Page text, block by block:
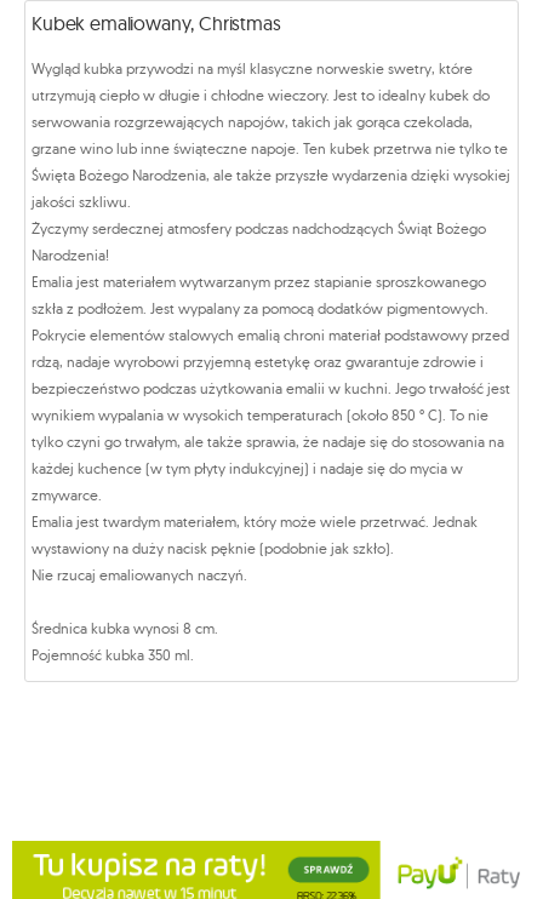
Kubek emaliowany, Christmas
Wygląd kubka przywodzi na myśl klasyczne norweskie swetry, które
utrzymują ciepło w długie i chłodne wieczory. Jest to idealny kubek do
serwowania rozgrzewających napojów, takich jak gorąca czekolada,
grzane wino lub inne świąteczne napoje. Ten kubek przetrwa nie tylko te
Święta Bożego Narodzenia, ale także przyszłe wydarzenia dzięki wysokiej
jakości szkliwu.
Życzymy serdecznej atmosfery podczas nadchodzących Świąt Bożego
Narodzenia!
Emalia jest materiałem wytwarzanym przez stapianie sproszkowanego
szkła z podłożem. Jest wypalany za pomocą dodatków pigmentowych.
Pokrycie elementów stalowych emalią chroni materiał podstawowy przed
rdzą, nadaje wyrobowi przyjemną estetykę oraz gwarantuje zdrowie i
bezpieczeństwo podczas użytkowania emalii w kuchni. Jego trwałość jest
wynikiem wypalania w wysokich temperaturach (około 850 ° C). To nie
tylko czyni go trwałym, ale także sprawia, że nadaje się do stosowania na
każdej kuchence (w tym płyty indukcyjnej) i nadaje się do mycia w
zmywarce.
Emalia jest twardym materiałem, który może wiele przetrwać. Jednak
wystawiony na duży nacisk pęknie (podobnie jak szkło).
Nie rzucaj emaliowanych naczyń.
Średnica kubka wynosi 8 cm.
Pojemność kubka 350 ml.